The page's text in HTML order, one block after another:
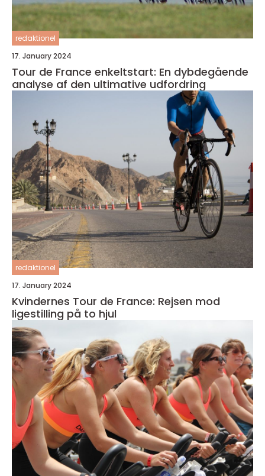
redaktionel
17. January 2024
Tour de France enkeltstart: En dybdegående
analyse af den ultimative udfordring
redaktionel
17. January 2024
Kvindernes Tour de France: Rejsen mod
ligestilling på to hjul